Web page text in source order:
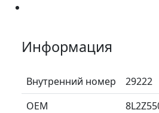
Информация
Внутренний номер
29222
ОЕМ